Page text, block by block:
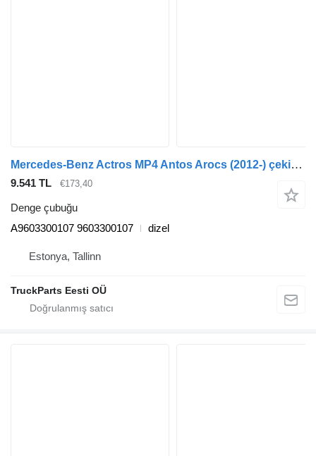
Mercedes-Benz Actros MP4 Antos Arocs (2012-) çekici için Mercedes-Benz actros mp4 2551 (01.13-) A9603300107 denge çubuğu
9.541 TL €173,40
Denge çubuğu
A9603300107 9603300107
dizel
Estonya, Tallinn
TruckParts Eesti OÜ